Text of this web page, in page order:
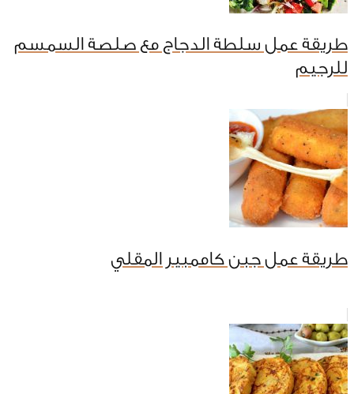
طريقة عمل سلطة الدجاج مع صلصة السمسم
للرجيم
طريقة عمل جبن كاممبير المقلي